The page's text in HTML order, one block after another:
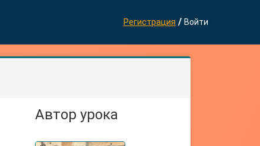
Регистрация / Войти
Автор урока